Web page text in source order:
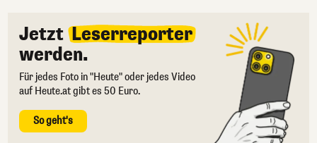
Jetzt Leserreporter
werden.
Für jedes Foto in "Heute" oder jedes Video
auf Heute.at gibt es 50 Euro.
So geht's